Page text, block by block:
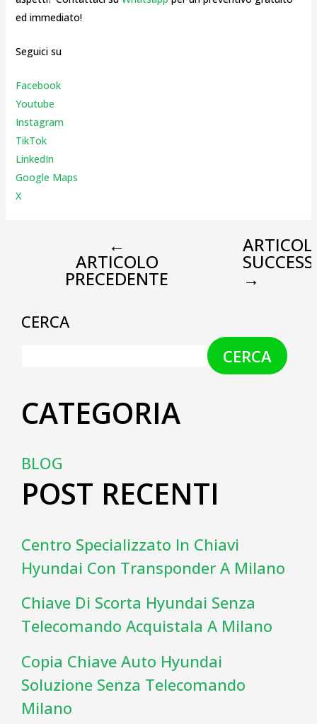
ed immediato!
Seguici su
Facebook
Youtube
Instagram
TikTok
LinkedIn
Google Maps
X
←
ARTICOLO
PRECEDENTE →
CERCA
CERCA
CATEGORIA
BLOG
POST RECENTI
Centro Specializzato In Chiavi
Hyundai Con Transponder A Milano
Chiave Di Scorta Hyundai Senza
Telecomando Acquistala A Milano
Copia Chiave Auto Hyundai
Soluzione Senza Telecomando
Milano